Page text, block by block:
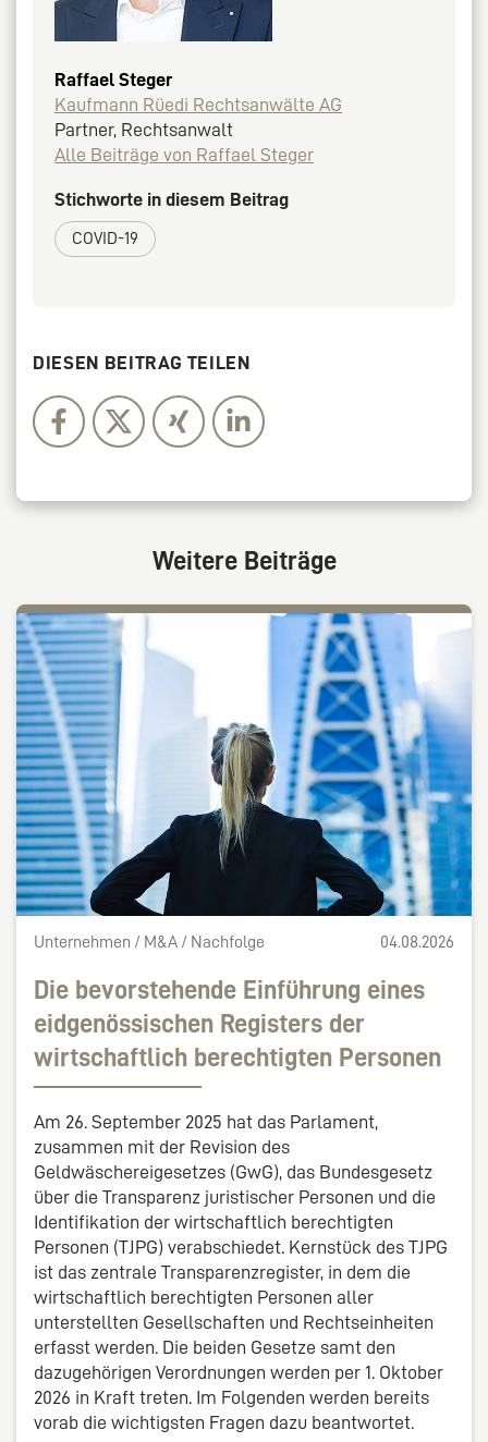
Raffael Steger
Kaufmann Rüedi Rechtsanwälte AG
Partner, Rechtsanwalt
Alle Beiträge von Raffael Steger
Stichworte in diesem Beitrag
COVID-19
DIESEN BEITRAG TEILEN
Weitere Beiträge
Unternehmen / M&A / Nachfolge 04.08.2026
Die bevorstehende Einführung eines
eidgenössischen Registers der
wirtschaftlich berechtigten Personen
Am 26. September 2025 hat das Parlament,
zusammen mit der Revision des
Geldwäschereigesetzes (GwG), das Bundesgesetz
über die Transparenz juristischer Personen und die
Identifikation der wirtschaftlich berechtigten
Personen (TJPG) verabschiedet. Kernstück des TJPG
ist das zentrale Transparenzregister, in dem die
wirtschaftlich berechtigten Personen aller
unterstellten Gesellschaften und Rechtseinheiten
erfasst werden. Die beiden Gesetze samt den
dazugehörigen Verordnungen werden per 1. Oktober
2026 in Kraft treten. Im Folgenden werden bereits
vorab die wichtigsten Fragen dazu beantwortet.